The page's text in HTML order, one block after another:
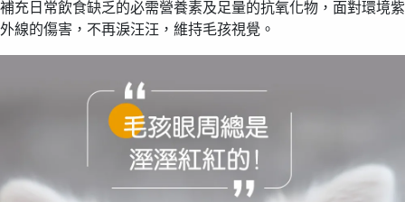
補充日常飲食缺乏的必需營養素及足量的抗氧化物，面對環境紫
外線的傷害，不再淚汪汪，維持毛孩視覺。